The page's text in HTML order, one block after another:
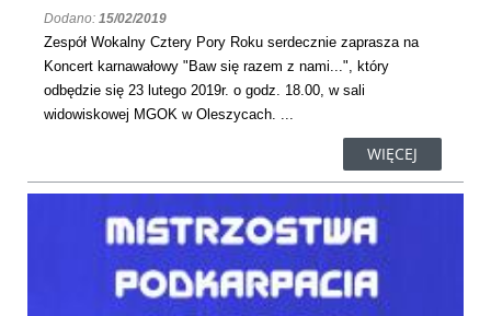
Dodano: 15/02/2019
Zespół Wokalny Cztery Pory Roku serdecznie zaprasza na
Koncert karnawałowy "Baw się razem z nami...", który
odbędzie się 23 lutego 2019r. o godz. 18.00, w sali
widowiskowej MGOK w Oleszycach. ...
WIĘCEJ